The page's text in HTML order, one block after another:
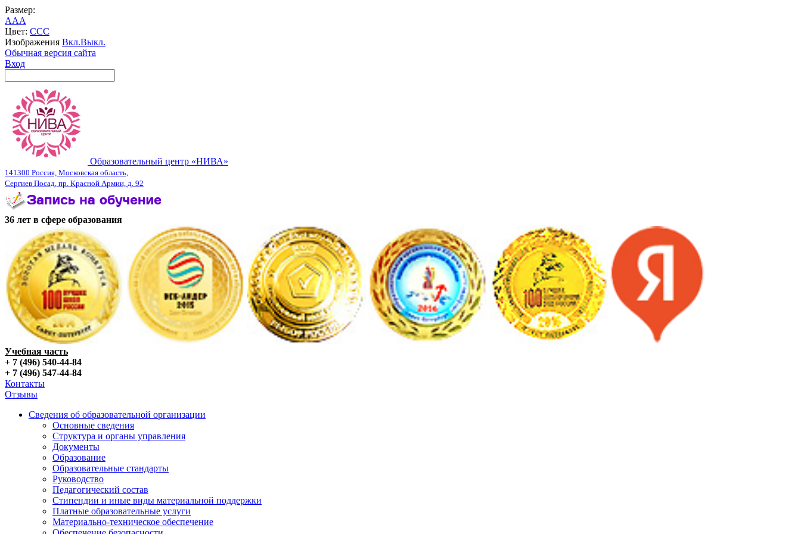
Размер:
AAA
Цвет: CCC
Изображения Вкл.Выкл.
Обычная версия сайта
Вход
Образовательный центр «НИВА»
141300 Россия, Московская область,
Сергиев Посад, пр. Красной Армии, д. 92
36 лет в сфере образования
Учебная часть
+ 7 (496) 540-44-84
+ 7 (496) 547-44-84
Контакты
Отзывы
Сведения об образовательной организации
Основные сведения
Структура и органы управления
Документы
Образование
Образовательные стандарты
Руководство
Педагогический состав
Стипендии и иные виды материальной поддержки
Платные образовательные услуги
Материально-техническое обеспечение